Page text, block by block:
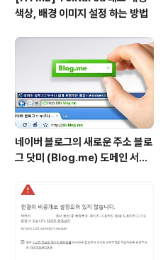
색상, 배경 이미지 설정 하는 방법
네이버 블로그의 새로운 주소 블로
그 닷미 (Blog.me) 도메인 서비